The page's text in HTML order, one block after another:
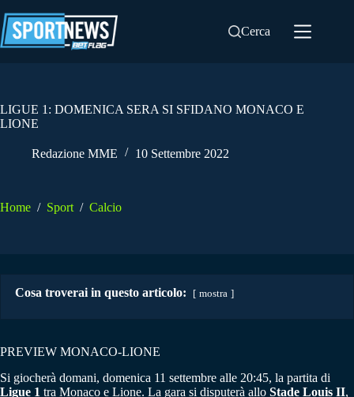
al
contenuto
Cerca
LIGUE 1: DOMENICA SERA SI SFIDANO MONACO E
LIONE
Redazione MME 10 Settembre 2022
Home / Sport / Calcio
Cosa troverai in questo articolo: mostra
PREVIEW MONACO-LIONE
Si giocherà domani, domenica 11 settembre alle 20:45, la partita di
Ligue 1 tra Monaco e Lione. La gara si disputerà allo Stade Louis II,